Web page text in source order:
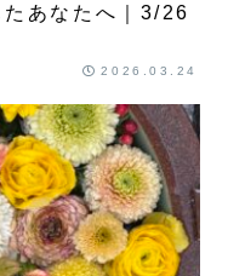
たあなたへ｜3/26
2026.03.24